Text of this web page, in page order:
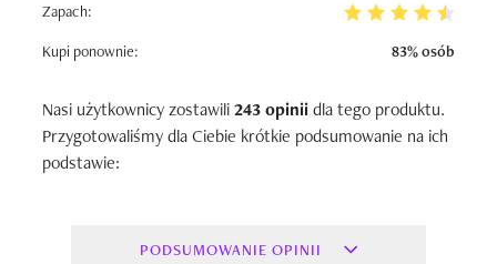
Zapach:
Kupi ponownie:
83% osób
Nasi użytkownicy zostawili243 opiniidla tego produktu.
Przygotowaliśmy dla Ciebie krótkie podsumowanie na ich
podstawie:
PODSUMOWANIE OPINII